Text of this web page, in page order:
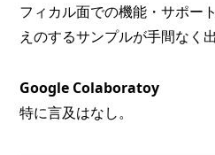
フィカル面での機能・サポー
えのするサンプルが手間なく
Google Colaboratoy
特に言及はなし。